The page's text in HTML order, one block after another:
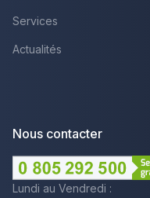
Services
Actualités
Nous contacter
Lundi au Vendredi :